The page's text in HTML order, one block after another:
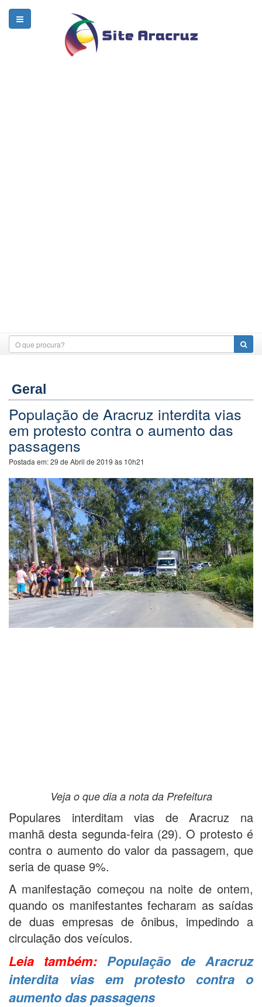
Geral
População de Aracruz interdita vias
em protesto contra o aumento das
passagens
Postada em:29 de Abril de 2019 às 10h21
Veja o que dia a nota da Prefeitura
Populares interditam vias de Aracruz na
manhã desta segunda-feira (29). O protesto é
contra o aumento do valor da passagem, que
seria de quase 9%.
A manifestação começou na noite de ontem,
quando os manifestantes fecharam as saídas
de duas empresas de ônibus, impedindo a
circulação dos veículos.
Leia também: População de Aracruz
interdita vias em protesto contra o
aumento das passagens